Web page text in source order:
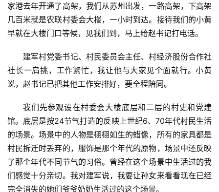
家港去年开通了高架，我们从苏州出发，一路高架，下高架
几百米就是农联村委会大楼，一小时到达。接待我们的小黄
早就在大楼门口等候，见我们到，马上给赵书记打电话。
建军村党委书记、村民委员会主任、村经济股份合作社
社长一肩挑，工作繁忙，我让他与大家见个面就行。小黄
说，赵书记已把其他工作安排好，要全程陪同。
我们先参观设在村委会大楼底层和二层的村史和党建
馆。底层是按24节气打造的反映上世纪6、70年代村民生活
的场景。场景中的人物是栩栩如生的蜡像，所有的家具都是
村民拆迁时丢弃的，服饰是那个年代的原物，场景中还反映
了那个年代不同节气的习俗。曾经在这个场景中生活过的我
们感觉十分亲切。我对建军说，我要让孙女来看看现在已经
完全消失的她们爷爷奶奶生活过的这个场景。